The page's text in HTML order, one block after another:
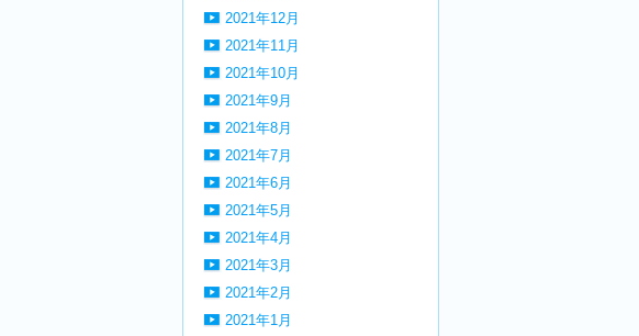
2021年12月
2021年11月
2021年10月
2021年9月
2021年8月
2021年7月
2021年6月
2021年5月
2021年4月
2021年3月
2021年2月
2021年1月